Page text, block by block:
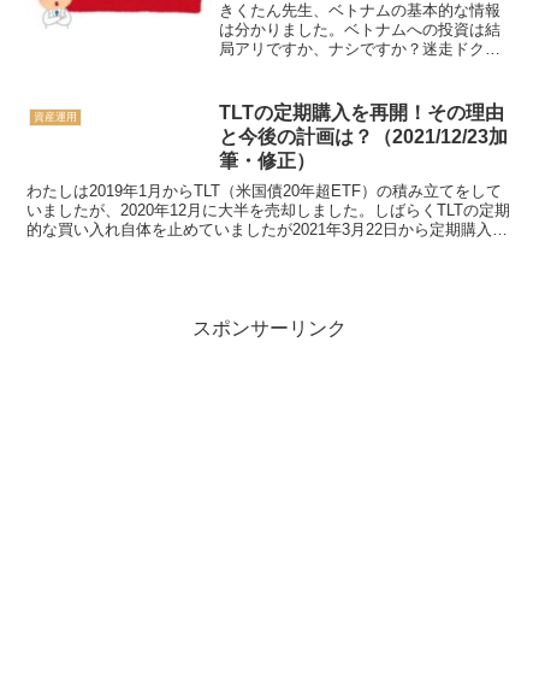
きくたん先生、ベトナムの基本的な情報
は分かりました。ベトナムへの投資は結
局アリですか、ナシですか？迷走ドクタ
う。概要わたしの独断と偏見による分析
によると、ベトナムのメリッ...
資産運用
TLTの定期購入を再開！その理由
と今後の計画は？（2021/12/23加
筆・修正）
わたしは2019年1月からTLT（米国債20年超ETF）の積み立てをして
いましたが、2020年12月に大半を売却しました。しばらくTLTの定期
的な買い入れ自体を止めていましたが2021年3月22日から定期購入を
スポンサーリンク